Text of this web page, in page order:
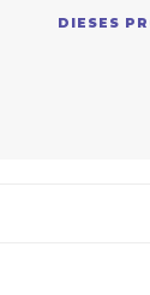
DIESES